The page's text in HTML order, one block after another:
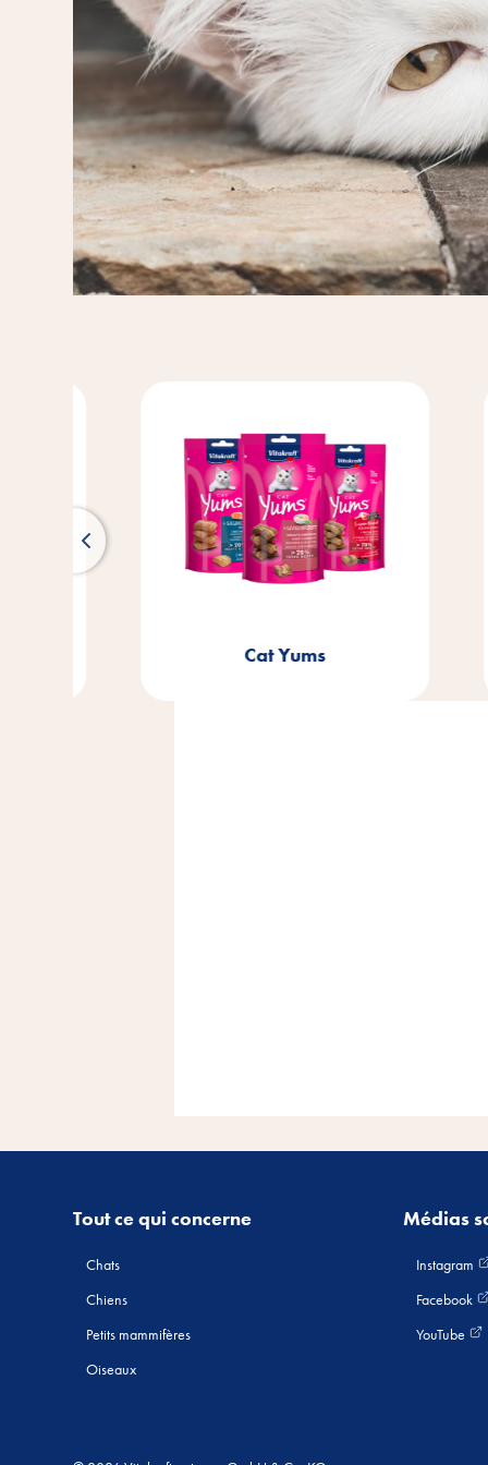
Cat Yums
Tout ce qui concerne
Chats
Chiens
Petits mammifères
Oiseaux
Médias
Instagram
Facebook
YouTube